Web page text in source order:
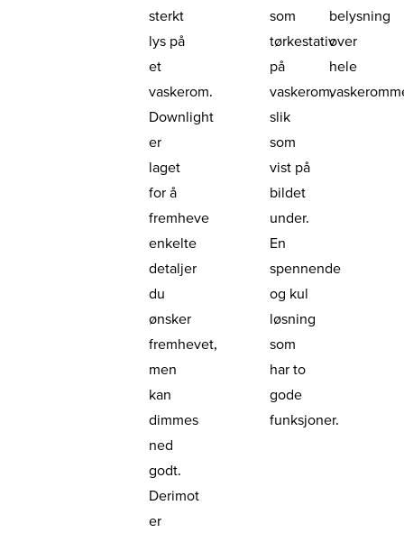
sterkt
lys på
et
vaskerom.
Downlight
er
laget
for å
fremheve
enkelte
detaljer
du
ønsker
fremhevet,
men
kan
dimmes
ned
godt.
Derimot
er
som
tørkestativ
på
vaskerom,
slik
som
vist på
bildet
under.
En
spennende
og kul
løsning
som
har to
gode
funksjoner.
belysning
over
hele